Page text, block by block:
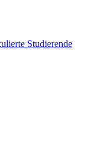
Studierende